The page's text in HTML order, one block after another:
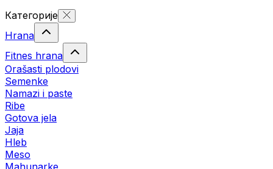
Категорије
Hrana
Fitnes hrana
Orašasti plodovi
Semenke
Namazi i paste
Ribe
Gotova jela
Јаја
Hleb
Meso